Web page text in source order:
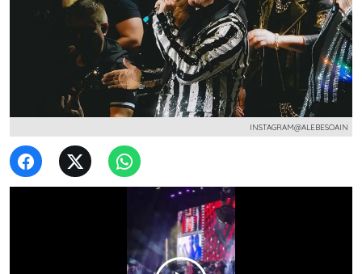
INSTAGRAM@ALEBESOAIN